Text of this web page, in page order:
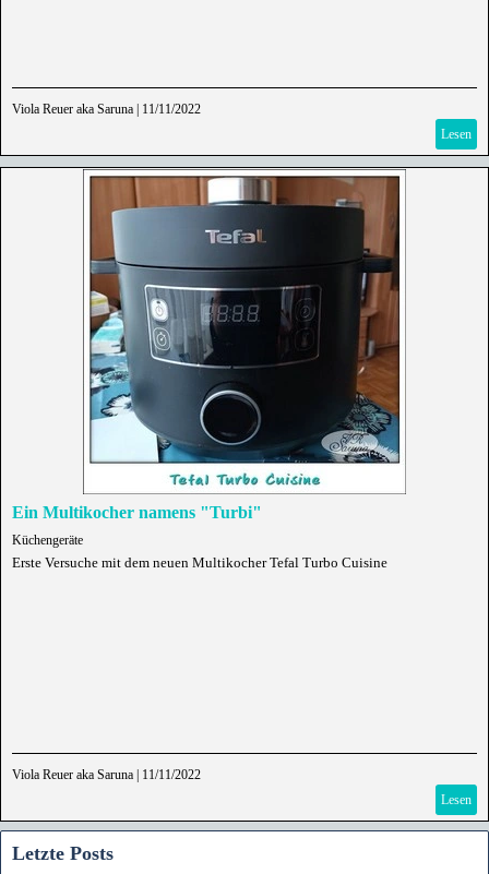
Viola Reuer aka Saruna
11/11/2022
Lesen
Ein Multikocher namens "Turbi"
Küchengeräte
Erste Versuche mit dem neuen Multikocher Tefal Turbo Cuisine
Viola Reuer aka Saruna
11/11/2022
Lesen
Letzte Posts